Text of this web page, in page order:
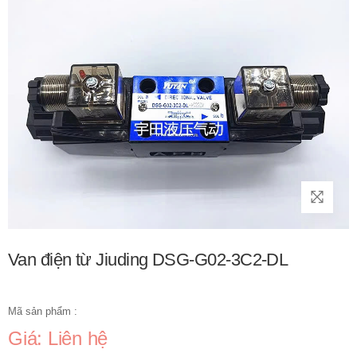
Van điện từ Jiuding DSG-G02-3C2-DL
Mã sản phẩm :
Giá: Liên hệ